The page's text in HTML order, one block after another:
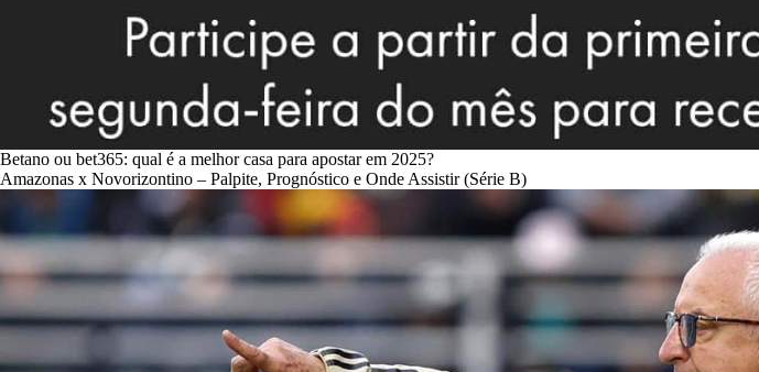
Betano ou bet365: qual é a melhor casa para apostar em 2025?
Amazonas x Novorizontino – Palpite, Prognóstico e Onde Assistir (Série B)